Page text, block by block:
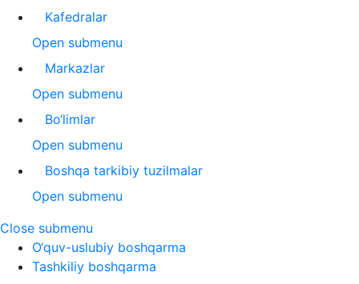
Kafedralar
Open submenu
Markazlar
Open submenu
Bo‘limlar
Open submenu
Boshqa tarkibiy tuzilmalar
Open submenu
Close submenu
O‘quv-uslubiy boshqarma
Tashkiliy boshqarma